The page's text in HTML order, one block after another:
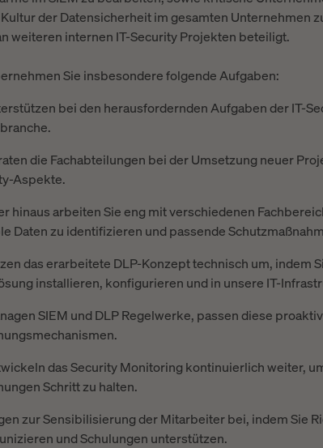
der Datensicherheit im gesamten Unternehmen
weiteren internen IT-Security Projekten beteiligt.
Sie insbesondere folgende Aufgaben:
bei den herausfordernden Aufgaben der IT-
die Fachabteilungen bei der Umsetzung neuer
Aspekte.
hinaus arbeiten Sie eng mit verschiedenen
Daten zu identifizieren und passende
das erarbeitete DLP-Konzept technisch um, indem
installieren, konfigurieren und in unsere IT-
SIEM und DLP Regelwerke, passen diese
das Security Monitoring kontinuierlich weiter,
Schritt zu halten.
zur Sensibilisierung der Mitarbeiter bei, indem Sie
und Schulungen unterstützen.